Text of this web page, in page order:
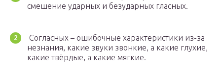
смешение ударных и безударных гласных.
Согласных – ошибочные характеристики из-за
незнания, какие звуки звонкие, а какие глухие,
какие твёрдые, а какие мягкие.